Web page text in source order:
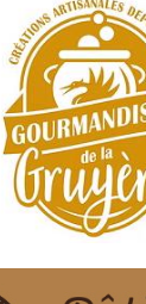
14/04 -
Semsales (TdC #2)